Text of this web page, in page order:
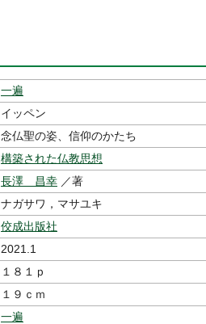
一遍
イッペン
念仏聖の姿、信仰のかたち
構築された仏教思想
長澤 昌幸 ／著
ナガサワ，マサユキ
佼成出版社
2021.1
１８１ｐ
１９ｃｍ
一遍